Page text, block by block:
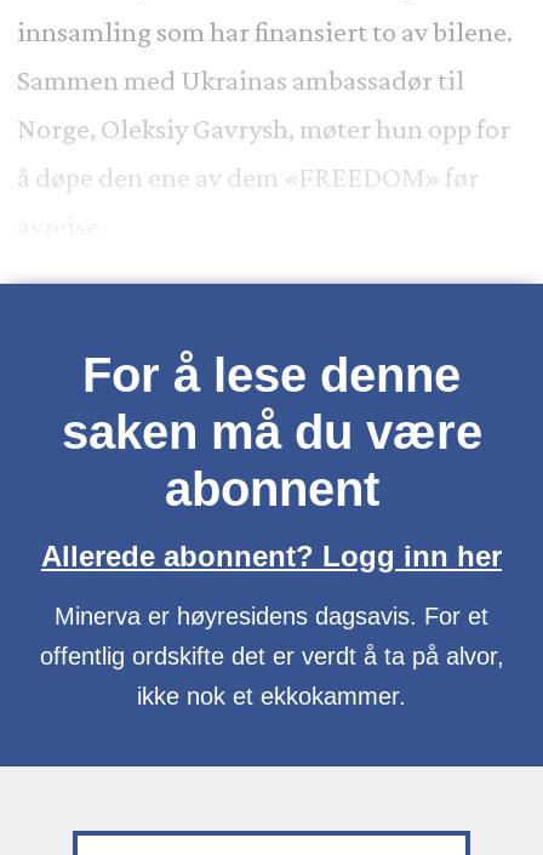
innsamling som har finansiert to av bilene.
Sammen med Ukrainas ambassadør til
Norge, Oleksiy Gavrysh, møter hun opp for
å døpe den ene av dem «FREEDOM» før
For å lese denne
saken må du være
abonnent
Allerede abonnent? Logg inn her
Minerva er høyresidens dagsavis. For et
offentlig ordskifte det er verdt å ta på alvor,
ikke nok et ekkokammer.